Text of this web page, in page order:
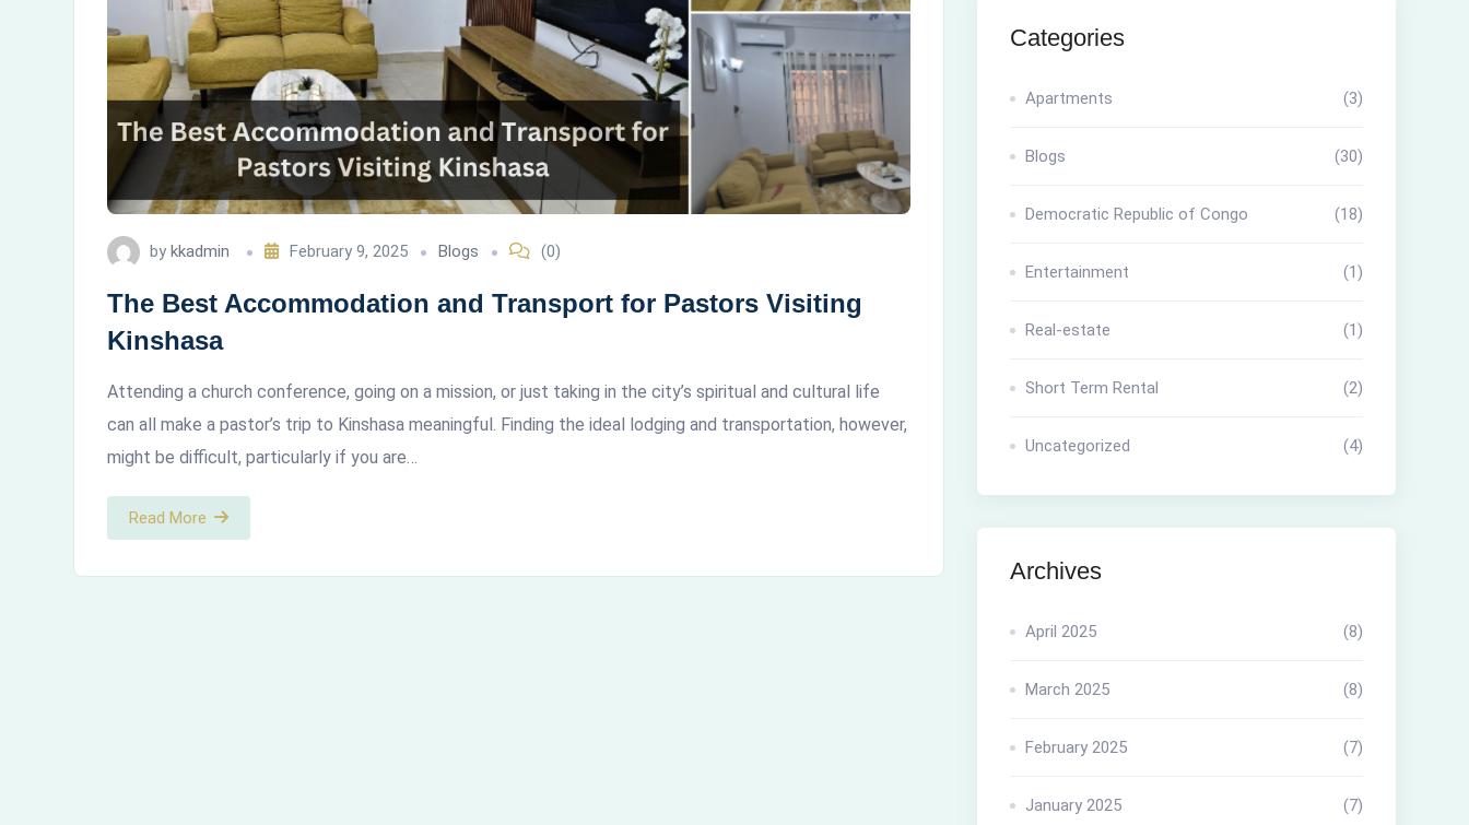
by kkadmin February 9, 2025 Blogs (0)
The Best Accommodation and Transport for Pastors Visiting
Kinshasa
Attending a church conference, going on a mission, or just taking in the city’s spiritual and cultural life
can all make a pastor’s trip to Kinshasa meaningful. Finding the ideal lodging and transportation, however,
might be difficult, particularly if you are…
Read More
Categories
Apartments (3)
Blogs (30)
Democratic Republic of Congo (18)
Entertainment (1)
Real-estate (1)
Short Term Rental (2)
Uncategorized (4)
Archives
April 2025 (8)
March 2025 (8)
February 2025 (7)
January 2025 (7)